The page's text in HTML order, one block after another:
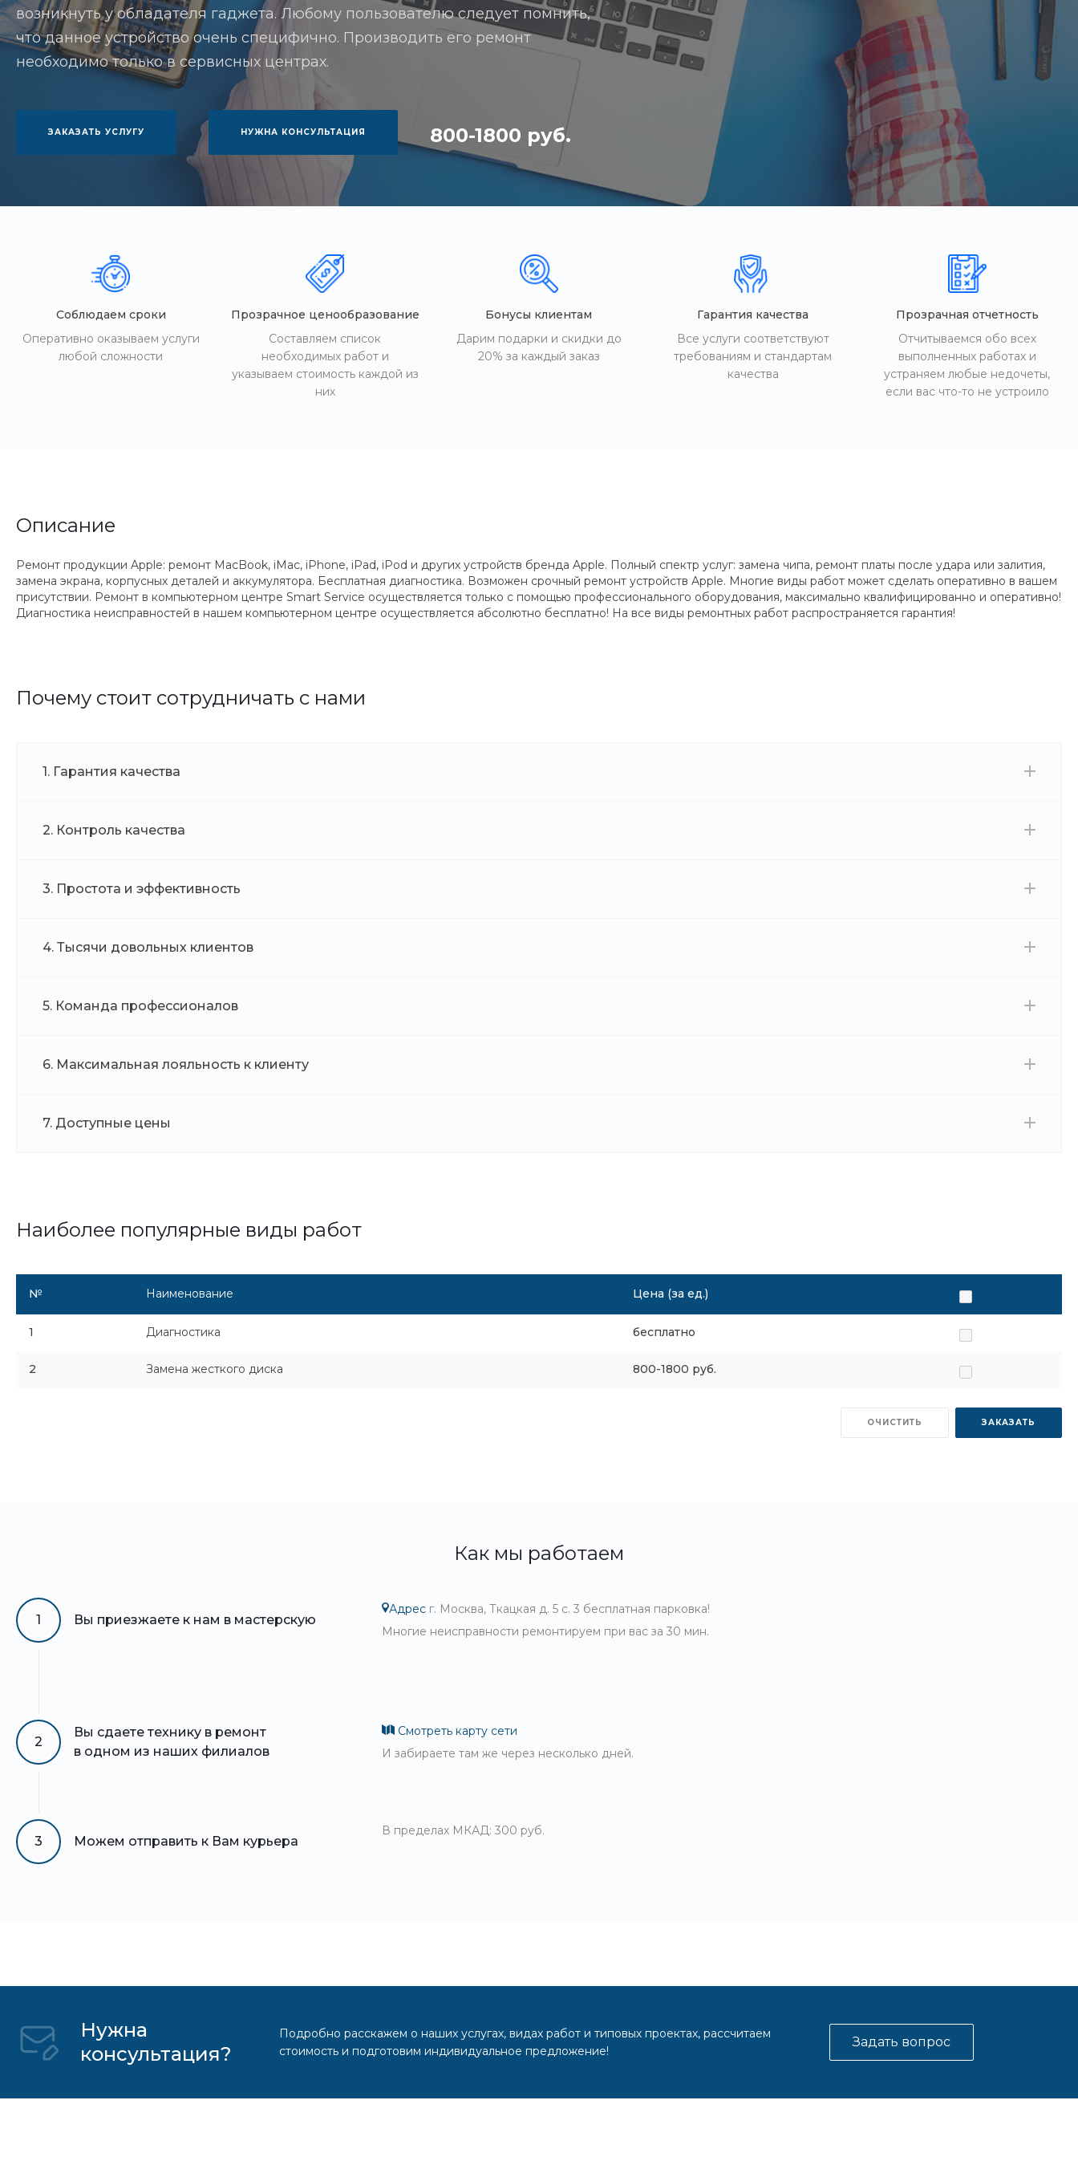
возникнуть у обладателя гаджета. Любому пользователю следует помнить,
что данное устройство очень специфично. Производить его ремонт
необходимо только в сервисных центрах.
ЗАКАЗАТЬ УСЛУГУ НУЖНА КОНСУЛЬТАЦИЯ 800-1800 руб.
Соблюдаем сроки
Оперативно оказываем услуги
любой сложности
Прозрачное ценообразование
Составляем список
необходимых работ и
указываем стоимость каждой из
них
Бонусы клиентам
Дарим подарки и скидки до
20% за каждый заказ
Гарантия качества
Все услуги соответствуют
требованиям и стандартам
качества
Прозрачная отчетность
Отчитываемся обо всех
выполненных работах и
устраняем любые недочеты,
если вас что-то не устроило
Описание
Ремонт продукции Apple: ремонт MacBook, iMac, iPhone, iPad, iPod и других устройств бренда Apple. Полный спектр услуг: замена чипа, ремонт платы после удара или залития,
замена экрана, корпусных деталей и аккумулятора. Бесплатная диагностика. Возможен срочный ремонт устройств Apple. Многие виды работ может сделать оперативно в вашем
присутствии. Ремонт в компьютерном центре Smart Service осуществляется только с помощью профессионального оборудования, максимально квалифицированно и оперативно!
Диагностика неисправностей в нашем компьютерном центре осуществляется абсолютно бесплатно! На все виды ремонтных работ распространяется гарантия!
Почему стоит сотрудничать с нами
1. Гарантия качества
2. Контроль качества
3. Простота и эффективность
4. Тысячи довольных клиентов
5. Команда профессионалов
6. Максимальная лояльность к клиенту
7. Доступные цены
Наиболее популярные виды работ
№ Наименование Цена (за ед.)
1 Диагностика бесплатно
2 Замена жесткого диска 800-1800 руб.
ОЧИСТИТЬ ЗАКАЗАТЬ
Как мы работаем
1 Вы приезжаете к нам в мастерскую
Адрес г. Москва, Ткацкая д. 5 с. 3 бесплатная парковка!
Многие неисправности ремонтируем при вас за 30 мин.
2
Вы сдаете технику в ремонт
в одном из наших филиалов
Смотреть карту сети
И забираете там же через несколько дней.
3 Можем отправить к Вам курьера
В пределах МКАД: 300 руб.
Нужна
консультация?
Подробно расскажем о наших услугах, видах работ и типовых проектах, рассчитаем
стоимость и подготовим индивидуальное предложение!
Задать вопрос